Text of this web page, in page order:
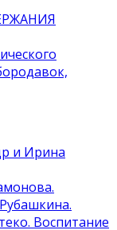
и Ирина
Воспитание